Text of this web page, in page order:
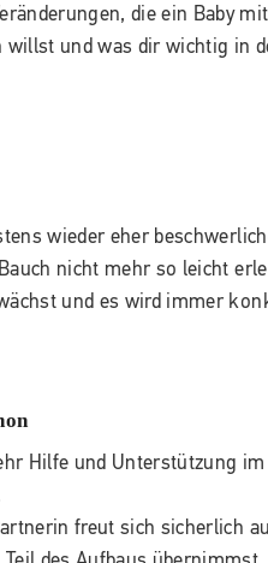
die ein Baby
und was dir wichtig in
wieder eher
nicht mehr so leicht
und es wird immer
Hilfe und Unterstützung
freut sich sicherlich